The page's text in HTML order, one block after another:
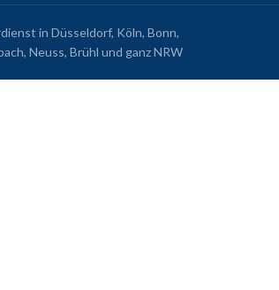
in Düsseldorf, Köln, Bonn,
Neuss, Brühl und ganz NRW